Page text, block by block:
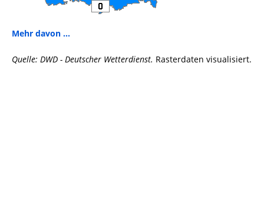
Mehr davon ...
Quelle: DWD - Deutscher Wetterdienst. Rasterdaten visualisiert.